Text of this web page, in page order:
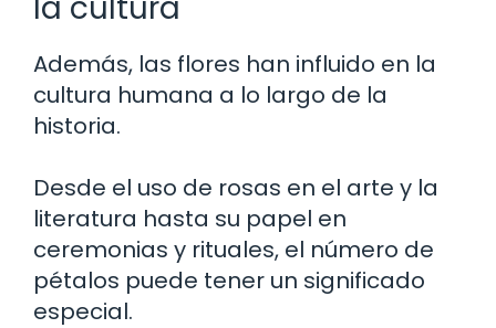
Además, las flores han influido en la
cultura humana a lo largo de la
historia.
Desde el uso de rosas en el arte y la
literatura hasta su papel en
ceremonias y rituales, el número de
pétalos puede tener un significado
especial.